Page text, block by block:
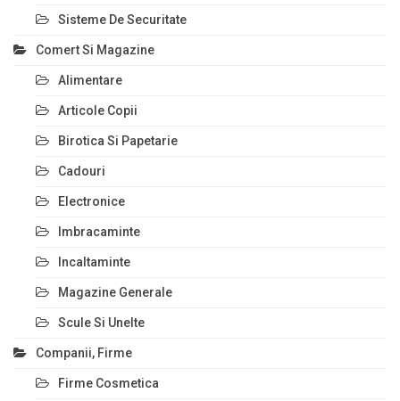
Sisteme De Securitate
Comert Si Magazine
Alimentare
Articole Copii
Birotica Si Papetarie
Cadouri
Electronice
Imbracaminte
Incaltaminte
Magazine Generale
Scule Si Unelte
Companii, Firme
Firme Cosmetica